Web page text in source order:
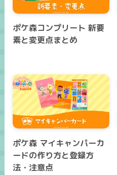
ポケ森コンプリート 新要
素と変更点まとめ
ポケ森 マイキャンパーカ
ードの作り方と登録方
法・注意点